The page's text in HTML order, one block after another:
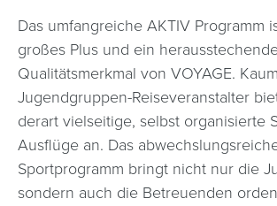
Das umfangreiche AKTIV Programm
großes Plus und ein
Qualitätsmerkmal von VOYAGE.
Jugendgruppen-Reiseveranstalter
derart vielseitige, selbst organisierte
Ausflüge an. Das
Sportprogramm bringt nicht nur die
sondern auch die Betreuenden